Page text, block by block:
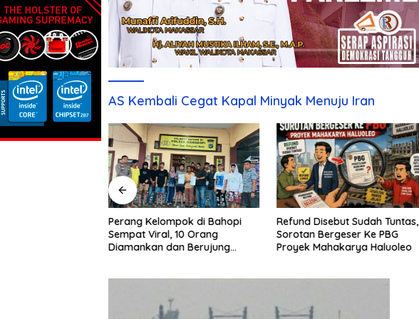
AS Kembali Cegat Kapal Minyak Menuju Iran
Perang Kelompok di Bahopi
Sempat Viral, 10 Orang
Diamankan dan Berujung
Refund Disebut Sudah Tuntas,
Sorotan Bergeser Ke PBG
Proyek Mahakarya Haluoleo